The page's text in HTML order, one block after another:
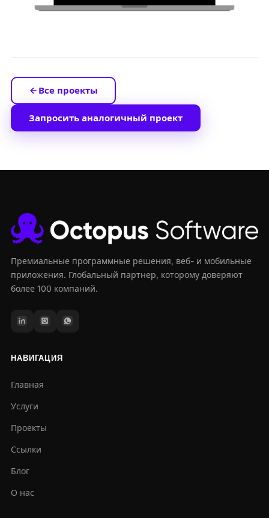
Все проекты
Запросить аналогичный проект
Премиальные программные решения, веб- и мобильные
приложения. Глобальный партнер, которому доверяют
более 100 компаний.
НАВИГАЦИЯ
Главная
Услуги
Проекты
Ссылки
Блог
О нас